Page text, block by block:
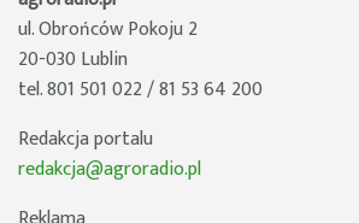
ul. Obrońców Pokoju 2
20-030 Lublin
tel. 801 501 022 / 81 53 64 200
Redakcja portalu
redakcja@agroradio.pl